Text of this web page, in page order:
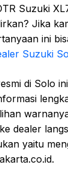
Suzuki
Jika
ini
Suzuki
di Solo
dealer
yaitu